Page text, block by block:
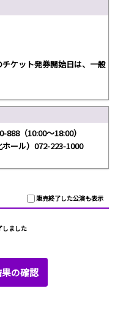
ケット発券開始日は、一般
（10:00～18:00）
ホール）072-223-1000
販売終了した公演も表示
しました
の確認